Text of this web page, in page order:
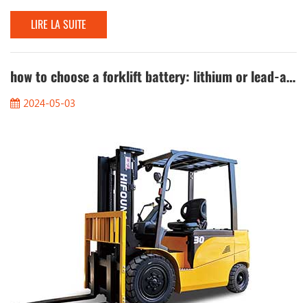
En hiver, chariots élévateurs diesel sont difficiles à commencer.
Que pouvons-nous faire? Une façon de vous aider à démarrer
rapidement est d'utiliser le liquide de démarrage à froid. Les
ingrédients du liquide de démarrage à froid sont des
composés à faible indication, principalement...
LIRE LA SUITE
how to choose a forklift battery: lithium or lead-acid?
2024-05-03